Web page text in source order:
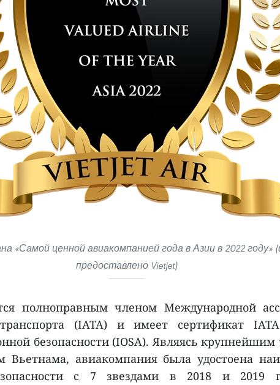
«Самой ценной авиакомпанией года в Азии в 2022 году»
предоставлено Vietjet)
полноправным членом Международной
(IATA) и имеет сертификат
безопасности (IOSA). Являясь
Вьетнама, авиакомпания была удостоена
с 7 звездами в 2018 и 2019